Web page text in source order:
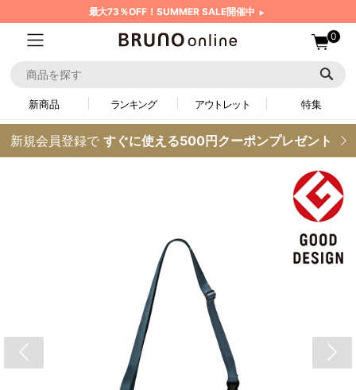
最大73％OFF！SUMMER SALE開催中
0
新商品 ランキング アウトレット 特集
新規会員登録で すぐに使える500円クーポンプレゼント